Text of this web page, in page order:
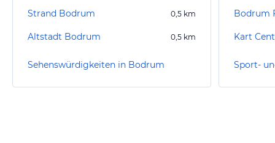
Strand Bodrum 0,5 km
Altstadt Bodrum 0,5 km
Sehenswürdigkeiten in Bodrum
Bodrum
Kart